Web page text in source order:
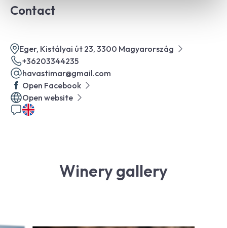
Contact
Eger, Kistályai út 23, 3300 Magyarország
+36203344235
havastimar@gmail.com
Open Facebook
Open website
Winery gallery